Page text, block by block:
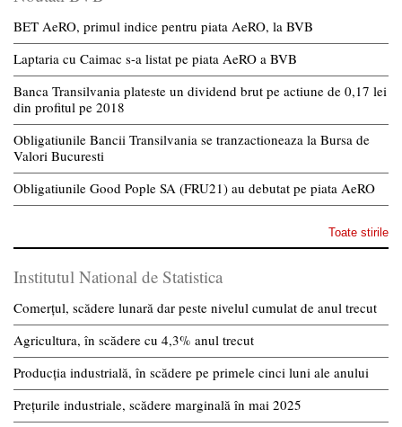
BET AeRO, primul indice pentru piata AeRO, la BVB
Laptaria cu Caimac s-a listat pe piata AeRO a BVB
Banca Transilvania plateste un dividend brut pe actiune de 0,17 lei
din profitul pe 2018
Obligatiunile Bancii Transilvania se tranzactioneaza la Bursa de
Valori Bucuresti
Obligatiunile Good Pople SA (FRU21) au debutat pe piata AeRO
Toate stirile
Institutul National de Statistica
Comerțul, scădere lunară dar peste nivelul cumulat de anul trecut
Agricultura, în scădere cu 4,3% anul trecut
Producția industrială, în scădere pe primele cinci luni ale anului
Prețurile industriale, scădere marginală în mai 2025